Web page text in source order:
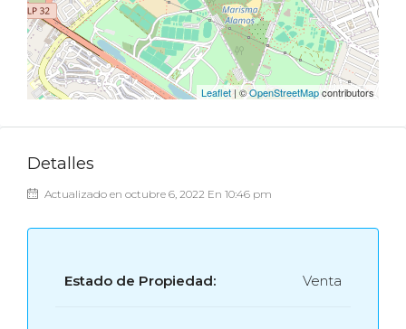
Leaflet| ©OpenStreetMapcontributors
Detalles
Actualizado en octubre 6, 2022 En 10:46 pm
Estado de Propiedad: Venta